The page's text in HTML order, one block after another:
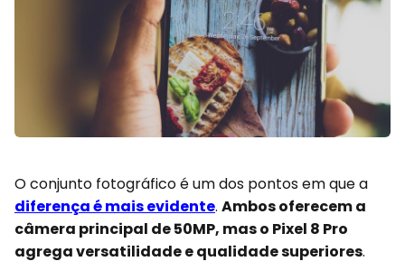
O conjunto fotográfico é um dos pontos em que a
diferença é mais evidente. Ambos oferecem a
câmera principal de 50MP, mas o Pixel 8 Pro
agrega versatilidade e qualidade superiores.